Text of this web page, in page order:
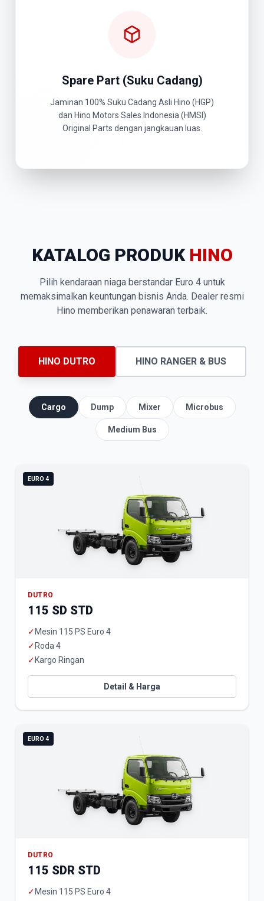
Spare Part (Suku Cadang)
Jaminan 100% Suku Cadang Asli Hino (HGP)
dan Hino Motors Sales Indonesia (HMSI)
Original Parts dengan jangkauan luas.
KATALOG PRODUK HINO
Pilih kendaraan niaga berstandar Euro 4 untuk
memaksimalkan keuntungan bisnis Anda. Dealer resmi
Hino memberikan penawaran terbaik.
HINO DUTRO HINO RANGER & BUS
Cargo Dump Mixer Microbus
Medium Bus
EURO 4
DUTRO
115 SD STD
✓ Mesin 115 PS Euro 4
✓ Roda 4
✓ Kargo Ringan
Detail & Harga
EURO 4
DUTRO
115 SDR STD
✓ Mesin 115 PS Euro 4